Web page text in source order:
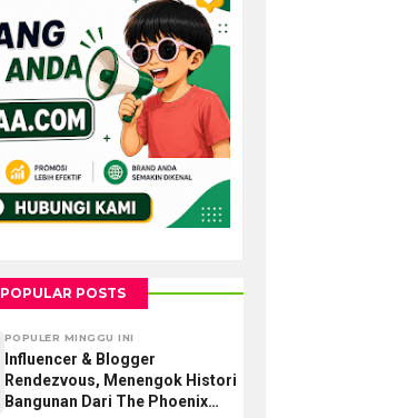
POPULAR POSTS
POPULER MINGGU INI
Influencer & Blogger
Rendezvous, Menengok Histori
Bangunan Dari The Phoenix